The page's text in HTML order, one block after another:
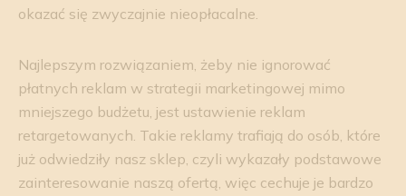
okazać się zwyczajnie nieopłacalne.
Najlepszym rozwiązaniem, żeby nie ignorować
płatnych reklam w strategii marketingowej mimo
mniejszego budżetu, jest ustawienie reklam
retargetowanych. Takie reklamy trafiają do osób, które
już odwiedziły nasz sklep, czyli wykazały podstawowe
zainteresowanie naszą ofertą, więc cechuje je bardzo